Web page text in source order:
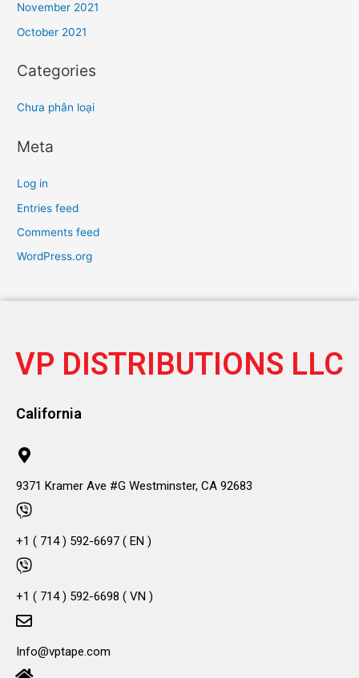
November 2021
October 2021
Categories
Chưa phân loại
Meta
Log in
Entries feed
Comments feed
WordPress.org
VP DISTRIBUTIONS LLC
California
9371 Kramer Ave #G Westminster, CA 92683
+1 ( 714 ) 592-6697 ( EN )
+1 ( 714 ) 592-6698 ( VN )
Info@vptape.com